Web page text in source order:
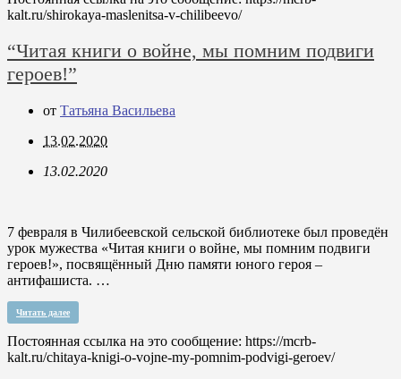
kalt.ru/shirokaya-maslenitsa-v-chilibeevo/
“Читая книги о войне, мы помним подвиги
героев!”
от Татьяна Васильева
13.02.2020
13.02.2020
7 февраля в Чилибеевской сельской библиотеке был проведён
урок мужества «Читая книги о войне, мы помним подвиги
героев!», посвящённый Дню памяти юного героя –
антифашиста. …
Читать далее
Постоянная ссылка на это сообщение: https://mcrb-
kalt.ru/chitaya-knigi-o-vojne-my-pomnim-podvigi-geroev/